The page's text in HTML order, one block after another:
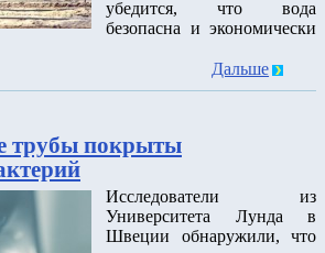
убедится, что вода
безопасна и экономически
Дальше
трубы покрыты
Исследователи из
Университета Лунда в
Швеции обнаружили, что